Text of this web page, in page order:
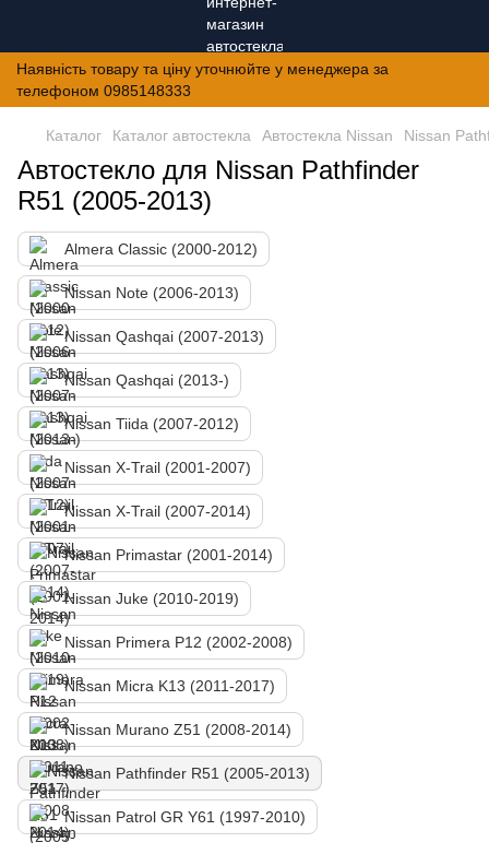
Наявність товару та ціну уточнюйте у менеджера за
телефоном 0985148333
Каталог Каталог автостекла Автостекла Nissan Nissan
Автостекло для Nissan Pathfinder
R51 (2005-2013)
Almera Classic (2000-2012)
Nissan Note (2006-2013)
Nissan Qashqai (2007-2013)
Nissan Qashqai (2013-)
Nissan Tiida (2007-2012)
Nissan X-Trail (2001-2007)
Nissan X-Trail (2007-2014)
Nissan Primastar (2001-2014)
Nissan Juke (2010-2019)
Nissan Primera P12 (2002-2008)
Nissan Micra K13 (2011-2017)
Nissan Murano Z51 (2008-2014)
Nissan Pathfinder R51 (2005-2013)
Nissan Patrol GR Y61 (1997-2010)